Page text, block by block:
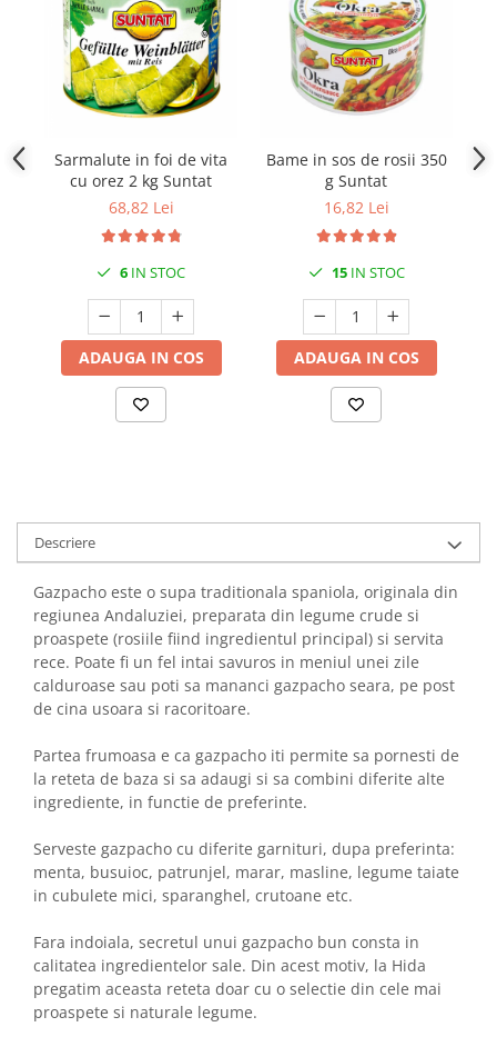
Sarmalute in foi de vita
cu orez 2 kg Suntat
68,82 Lei
6 IN STOC
ADAUGA IN COS
Bame in sos de rosii 350
g Suntat
16,82 Lei
15IN STOC
ADAUGA IN COS
Descriere
Gazpacho este o supa traditionala spaniola, originala din
regiunea Andaluziei, preparata din legume crude si
proaspete (rosiile fiind ingredientul principal) si servita
rece. Poate fi un fel intai savuros in meniul unei zile
calduroase sau poti sa mananci gazpacho seara, pe post
de cina usoara si racoritoare.
Partea frumoasa e ca gazpacho iti permite sa pornesti de
la reteta de baza si sa adaugi si sa combini diferite alte
ingrediente, in functie de preferinte.
Serveste gazpacho cu diferite garnituri, dupa preferinta:
menta, busuioc, patrunjel, marar, masline, legume taiate
in cubulete mici, sparanghel, crutoane etc.
Fara indoiala, secretul unui gazpacho bun consta in
calitatea ingredientelor sale. Din acest motiv, la Hida
pregatim aceasta reteta doar cu o selectie din cele mai
proaspete si naturale legume.